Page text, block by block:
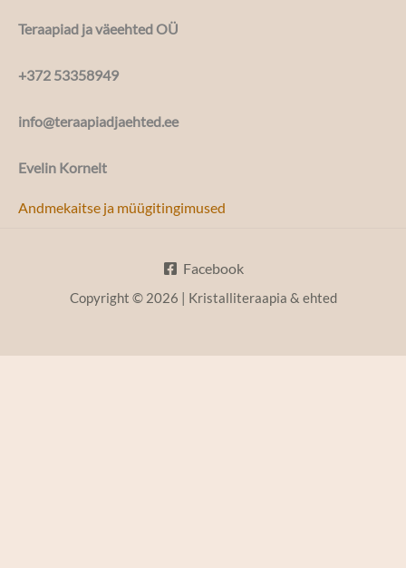
Teraapiad ja väeehted OÜ
+372 53358949
info@teraapiadjaehted.ee
Evelin Kornelt
Andmekaitse ja müügitingimused
Facebook
Copyright © 2026 | Kristalliteraapia & ehted